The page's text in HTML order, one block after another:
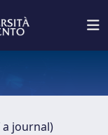
journal)